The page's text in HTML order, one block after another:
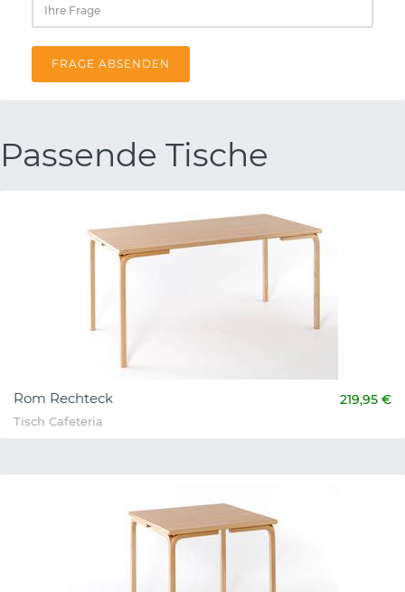
FRAGE ABSENDEN
Passende Tische
Rom Rechteck 219,95 €
Tisch Cafeteria